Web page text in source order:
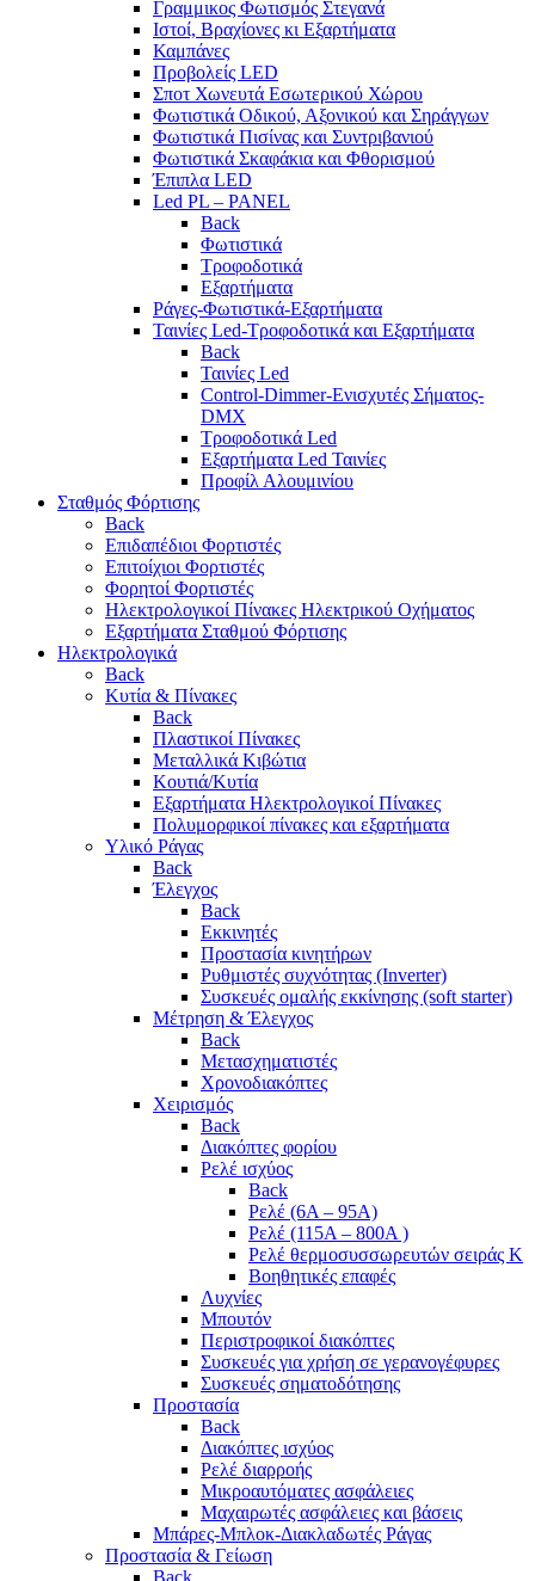
Γραμμικος Φωτισμός Στεγανά
Ιστοί, Βραχίονες κι Εξαρτήματα
Καμπάνες
Προβολείς LED
Σποτ Χωνευτά Εσωτερικού Χώρου
Φωτιστικά Οδικού, Αξονικού και Σηράγγων
Φωτιστικά Πισίνας και Συντριβανιού
Φωτιστικά Σκαφάκια και Φθορισμού
Έπιπλα LED
Led PL – PANEL
Back
Φωτιστικά
Τροφοδοτικά
Εξαρτήματα
Ράγες-Φωτιστικά-Εξαρτήματα
Ταινίες Led-Τροφοδοτικά και Εξαρτήματα
Back
Ταινίες Led
Control-Dimmer-Ενισχυτές Σήματος-
DMX
Τροφοδοτικά Led
Εξαρτήματα Led Ταινίες
Προφίλ Αλουμινίου
Σταθμός Φόρτισης
Back
Επιδαπέδιοι Φορτιστές
Επιτoίχιοι Φορτιστές
Φορητοί Φορτιστές
Ηλεκτρολογικοί Πίνακες Ηλεκτρικού Οχήματος
Εξαρτήματα Σταθμού Φόρτισης
Ηλεκτρολογικά
Back
Κυτία & Πίνακες
Back
Πλαστικοί Πίνακες
Μεταλλικά Κιβώτια
Κουτιά/Κυτία
Εξαρτήματα Ηλεκτρολογικοί Πίνακες
Πολυμορφικοί πίνακες και εξαρτήματα
Υλικό Ράγας
Back
Έλεγχος
Back
Εκκινητές
Προστασία κινητήρων
Ρυθμιστές συχνότητας (Inverter)
Συσκευές ομαλής εκκίνησης (soft starter)
Μέτρηση & Έλεγχος
Back
Μετασχηματιστές
Χρονοδιακόπτες
Χειρισμός
Back
Διακόπτες φορίου
Ρελέ ισχύος
Back
Ρελέ (6A – 95A)
Ρελέ (115A – 800A )
Ρελέ θερμοσυσσωρευτών σειράς Κ
Βοηθητικές επαφές
Λυχνίες
Μπουτόν
Περιστροφικοί διακόπτες
Συσκευές για χρήση σε γερανογέφυρες
Συσκευές σηματοδότησης
Προστασία
Back
Διακόπτες ισχύος
Ρελέ διαρροής
Μικροαυτόματες ασφάλειες
Μαχαιρωτές ασφάλειες και βάσεις
Μπάρες-Μπλοκ-Διακλαδωτές Ράγας
Προστασία & Γείωση
Back